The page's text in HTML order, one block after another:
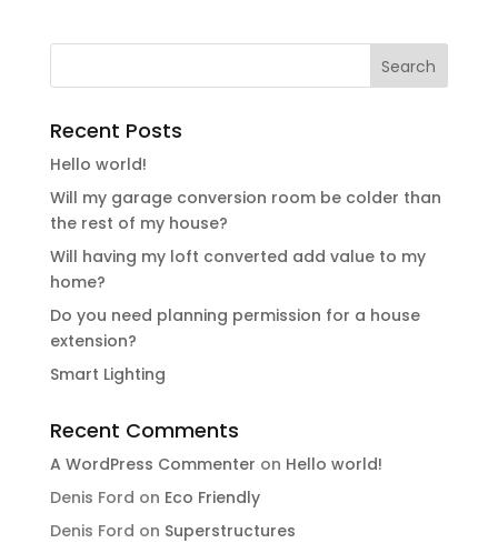
Recent Posts
Hello world!
Will my garage conversion room be colder than
the rest of my house?
Will having my loft converted add value to my
home?
Do you need planning permission for a house
extension?
Smart Lighting
Recent Comments
A WordPress Commenter on Hello world!
Denis Ford on Eco Friendly
Denis Ford on Superstructures